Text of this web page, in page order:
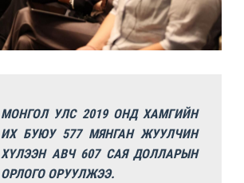
МОНГОЛ УЛС 2019 ОНД ХАМГИЙН
ИХ БУЮУ 577 МЯНГАН ЖУУЛЧИН
ХҮЛЭЭН АВЧ 607 САЯ ДОЛЛАРЫН
ОРЛОГО ОРУУЛЖЭЭ.